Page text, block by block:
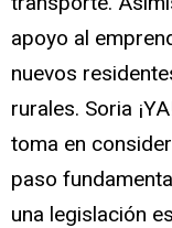
apoyo al
nuevos
rurales. Soria
toma en
paso
una legislación